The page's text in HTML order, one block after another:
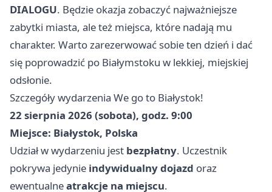
DIALOGU. Będzie okazja zobaczyć najważniejsze
zabytki miasta, ale też miejsca, które nadają mu
charakter. Warto zarezerwować sobie ten dzień i dać
się poprowadzić po Białymstoku w lekkiej, miejskiej
odsłonie.
Szczegóły wydarzenia We go to Białystok!
22 sierpnia 2026 (sobota), godz. 9:00
Miejsce: Białystok, Polska
Udział w wydarzeniu jest bezpłatny. Uczestnik
pokrywa jedynie indywidualny dojazd oraz
ewentualneatrakcje na miejscu.